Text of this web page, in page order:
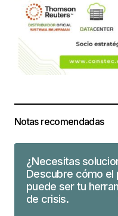
Notas recomendadas
¿Necesitas
Descubre cómo el
puede ser tu
de crisis.